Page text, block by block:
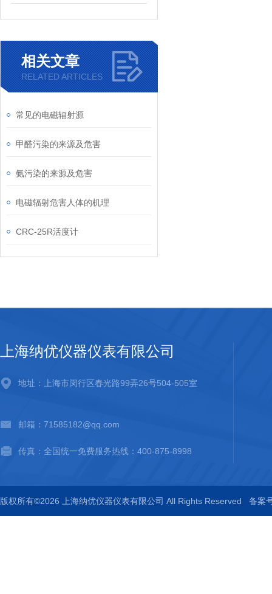
相关文章
RELATED ARTICLES
常见的电磁辐射源
甲醛污染的来源及危害
氨污染的来源及危害
电磁辐射危害人体的机理
CRC-25R活度计
上海纳优仪器仪表有限公司
地址：上海市闵行区春光路99弄26号504-505室
邮箱：71585182@qq.com
传真：全国统一免费服务热线：400-875-8998
版权所有©2026 上海纳优仪器仪表有限公司 All Rights Reserved 备案